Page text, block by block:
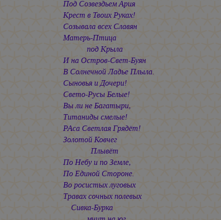
Под Созвездьем Ария
Крест в Твоих Руках!
Созывала всех Славян
Матерь-Птица
под Крыла
И на Остров-Свет-Буян
В Солнечной Ладье Плыла.
Сыновья и Дочери!
Свето-Русы Белые!
Вы ли не Багатыри,
Титаниды смелые!
РАса Светлая Грядёт!
Золотой Ковчег
Плывёт
По Небу и по Земле,
По Единой Стороне.
Во росистых луговых
Травах сочных полевых
Сивка-Бурка